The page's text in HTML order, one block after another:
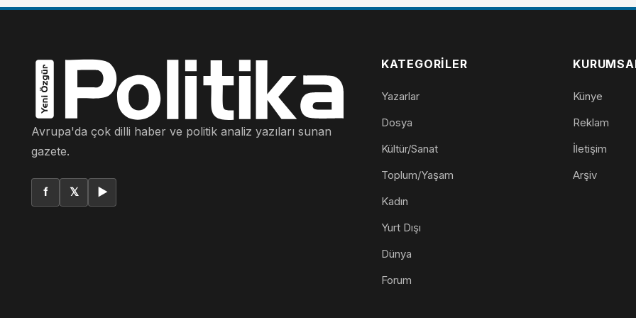
Avrupa'da çok dilli haber ve politik analiz yazıları sunan
gazete.
f 𝕏 ▶
KATEGORILER
Yazarlar
Dosya
Kültür/Sanat
Toplum/Yaşam
Kadın
Yurt Dışı
Dünya
Forum
Künye
Reklam
İletişim
Arşiv